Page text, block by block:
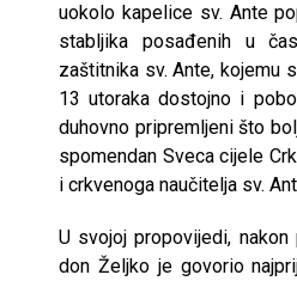
uokolo kapelice sv. Ante
stabljika posađenih u
zaštitnika sv. Ante, kojemu
13 utoraka dostojno i
duhovno pripremljeni što
spomendan Sveca cijele
i crkvenoga naučitelja sv.
U svojoj propovijedi,
don Željko je govorio